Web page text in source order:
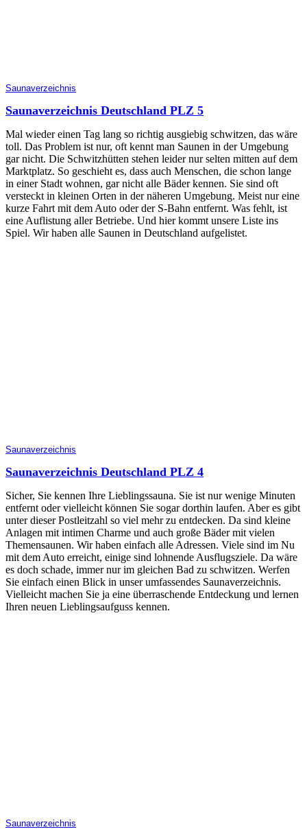
Saunaverzeichnis
Saunaverzeichnis Deutschland PLZ 5
Mal wieder einen Tag lang so richtig ausgiebig schwitzen, das wäre
toll. Das Problem ist nur, oft kennt man Saunen in der Umgebung
gar nicht. Die Schwitzhütten stehen leider nur selten mitten auf dem
Marktplatz. So geschieht es, dass auch Menschen, die schon lange
in einer Stadt wohnen, gar nicht alle Bäder kennen. Sie sind oft
versteckt in kleinen Orten in der näheren Umgebung. Meist nur eine
kurze Fahrt mit dem Auto oder der S-Bahn entfernt. Was fehlt, ist
eine Auflistung aller Betriebe. Und hier kommt unsere Liste ins
Spiel. Wir haben alle Saunen in Deutschland aufgelistet.
Saunaverzeichnis
Saunaverzeichnis Deutschland PLZ 4
Sicher, Sie kennen Ihre Lieblingssauna. Sie ist nur wenige Minuten
entfernt oder vielleicht können Sie sogar dorthin laufen. Aber es gibt
unter dieser Postleitzahl so viel mehr zu entdecken. Da sind kleine
Anlagen mit intimen Charme und auch große Bäder mit vielen
Themensaunen. Wir haben einfach alle Adressen. Viele sind im Nu
mit dem Auto erreicht, einige sind lohnende Ausflugsziele. Da wäre
es doch schade, immer nur im gleichen Bad zu schwitzen. Werfen
Sie einfach einen Blick in unser umfassendes Saunaverzeichnis.
Vielleicht machen Sie ja eine überraschende Entdeckung und lernen
Ihren neuen Lieblingsaufguss kennen.
Saunaverzeichnis